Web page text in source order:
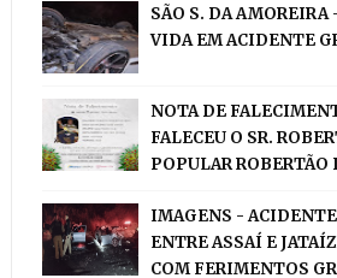
SÃO S. DA AMOREIRA
VIDA EM ACIDENTE
NOTA DE
FALECEU O SR.
POPULAR
IMAGENS -
ENTRE ASSAÍ E
COM FERIMENTOS